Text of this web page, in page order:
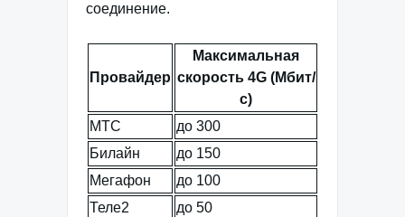
соединение.
Провайдер
Максимальная
скорость 4G (Мбит/
с)
МТС
до 300
Билайн
до 150
Мегафон
до 100
Теле2
до 50